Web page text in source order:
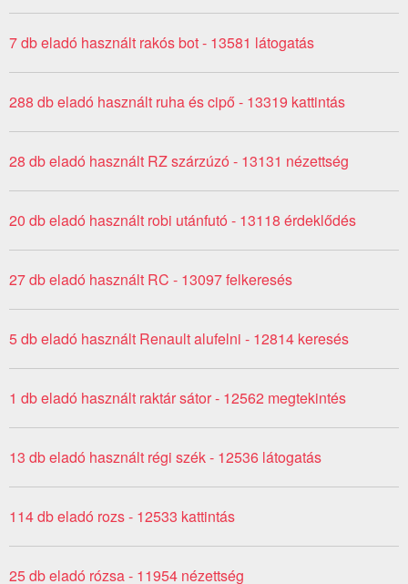
7 db eladó használt rakós bot - 13581 látogatás
288 db eladó használt ruha és cipő - 13319 kattintás
28 db eladó használt RZ szárzúzó - 13131 nézettség
20 db eladó használt robi utánfutó - 13118 érdeklődés
27 db eladó használt RC - 13097 felkeresés
5 db eladó használt Renault alufelni - 12814 keresés
1 db eladó használt raktár sátor - 12562 megtekintés
13 db eladó használt régi szék - 12536 látogatás
114 db eladó rozs - 12533 kattintás
25 db eladó rózsa - 11954 nézettség